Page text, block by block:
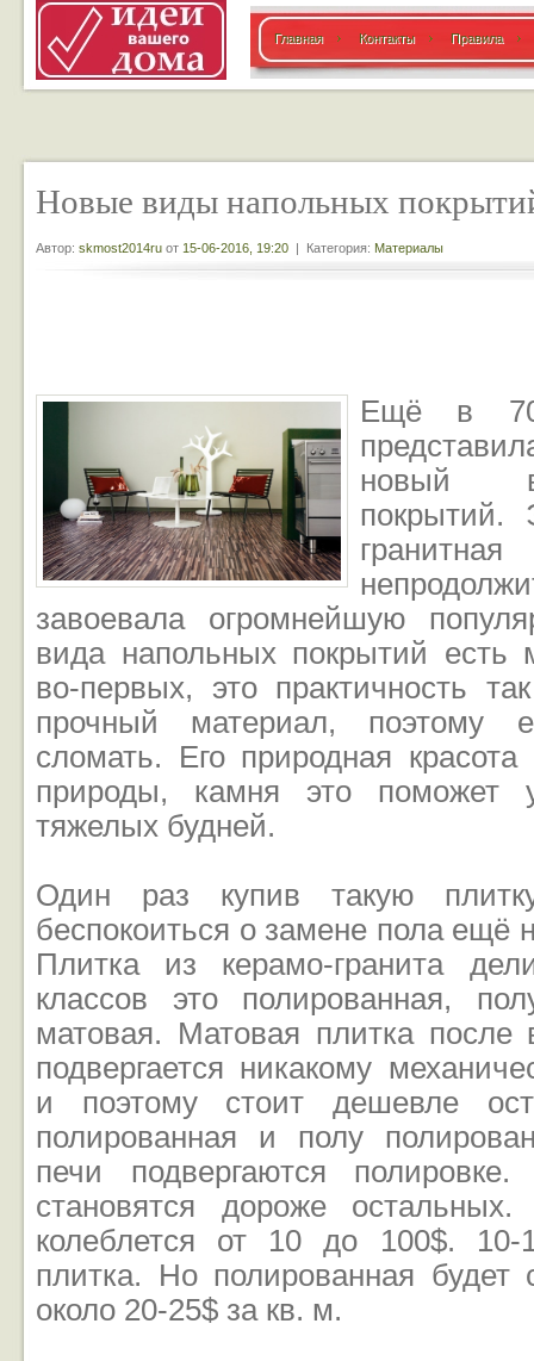
Главная Контакты Правила
Новые виды напольных
Автор: skmost2014ru от 15-06-2016, 19:20 | Категория: Материалы
Ещё в
новый
покрытий.
завоевала огромнейшую
вида напольных покрытий есть
во-первых, это практичность
прочный материал, поэтому
сломать. Его природная
природы, камня это поможет
тяжелых будней.
Один раз купив такую
беспокоиться о замене пола ещё
Плитка из керамо-гранита
классов это полированная,
матовая. Матовая плитка
подвергается никакому
и поэтому стоит дешевле
полированная и полу
печи подвергаются полировке.
становятся дороже остальных.
колеблется от 10 до 100$. 10-
плитка. Но полированная будет
около 20-25$ за кв. м.